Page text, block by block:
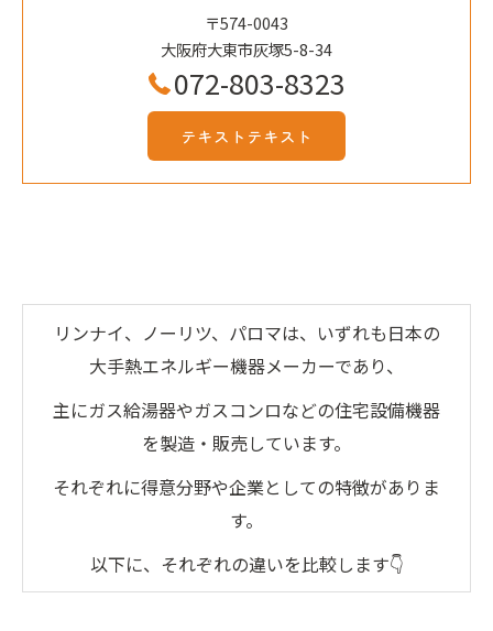
〒574-0043
大阪府大東市灰塚5-8-34
072-803-8323
テキストテキスト
リンナイ、ノーリツ、パロマは、いずれも日本の
大手熱エネルギー機器メーカーであり、
主にガス給湯器やガスコンロなどの住宅設備機器
を製造・販売しています。
それぞれに得意分野や企業としての特徴がありま
す。
以下に、それぞれの違いを比較します👇